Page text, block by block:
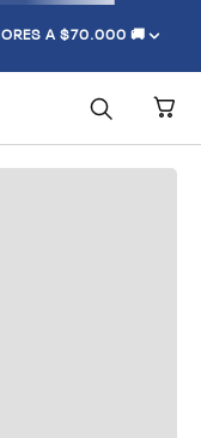
A $70.000 🚚